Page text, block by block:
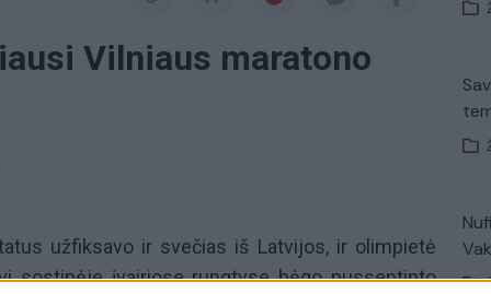
Vilniaus maratono
užfiksavo ir svečias iš Latvijos, ir olimpietė
sostinėje įvairiose rungtyse bėgo pusseptinto